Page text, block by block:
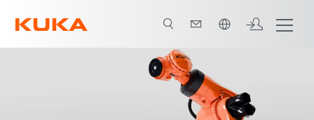
中文 / Chinese